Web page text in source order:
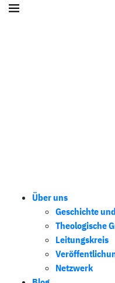
Über uns
Geschichte
Theologische
Leitungskreis
Netzwerk